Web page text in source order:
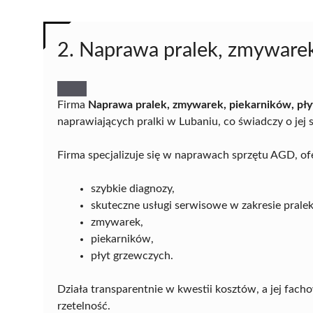
2. Naprawa pralek,
Firma Naprawa pralek, zmywarek, piekarników,
naprawiających pralki w Lubaniu, co świadczy o jej
Firma specjalizuje się w naprawach sprzętu AGD,
szybkie diagnozy,
skuteczne usługi serwisowe w zakresie
zmywarek,
piekarników,
płyt grzewczych.
Działa transparentnie w kwestii kosztów, a jej
rzetelność.